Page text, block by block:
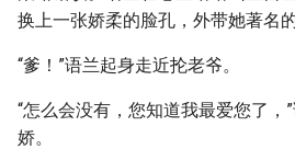
换上一张娇柔的脸孔，外带她著名
“爹！”语兰起身走近抡老爷。
“怎么会没有，您知道我最爱您了，
娇。